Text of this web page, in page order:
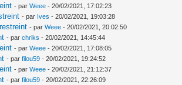
- parWeee - 20/02/2021, 17:02:23
- par Ives - 20/02/2021, 19:03:28
- parWeee - 20/02/2021, 20:02:50
- parchriks - 20/02/2021, 14:45:44
- parWeee - 20/02/2021, 17:08:05
- parfilou59 - 20/02/2021, 19:24:52
- parWeee - 20/02/2021, 21:12:37
- parfilou59 - 20/02/2021, 22:26:09